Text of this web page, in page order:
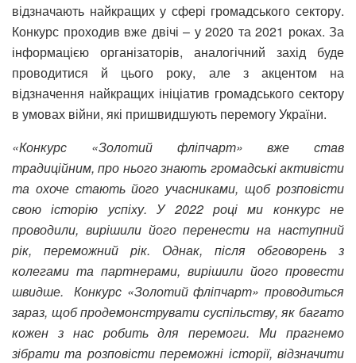
відзначають найкращих у сфері громадського сектору.
Конкурс проходив вже двічі – у 2020 та 2021 роках. За
інформацією організаторів, аналогічний захід буде
проводитися й цього року, але з акцентом на
відзначення найкращих ініціатив громадського сектору
в умовах війни, які пришвидшують перемогу України.
«Конкурс «Золотий фліпчарт» вже став
традиційним, про нього знають громадські активісти
та охоче стають його учасниками, щоб розповісти
свою історію успіху. У 2022 році ми конкурс не
проводили, вирішили його перенести на наступний
рік, переможний рік. Однак, після обговорень з
колегами та партнерами, вирішили його провести
швидше. Конкурс «Золотий фліпчарт» проводиться
зараз, щоб продемонструвати суспільству, як багато
кожен з нас робить для перемоги. Ми прагнемо
зібрати та розповісти переможні історії, відзначити